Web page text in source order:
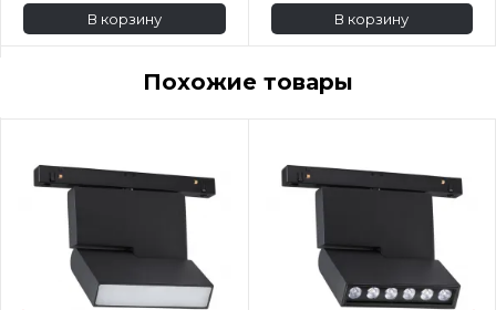
В корзину В корзину
Похожие товары